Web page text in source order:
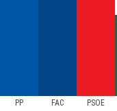
PP FAC PSOE